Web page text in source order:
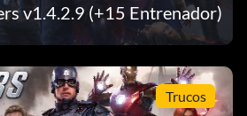
v1.4.2.9 (+15 Entrenador)
Trucos